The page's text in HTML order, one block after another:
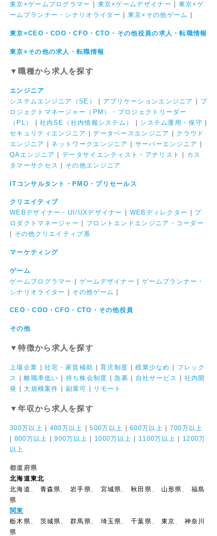
東京×ゲームプログラマー 東京×ゲームデザイナー
東京×ゲ
ームプランナー・シナリオライター
東京×その他ゲーム
東京×CEO・COO・CFO・CTO・その他役員の求人・転職情報
東京×その他の求人・転職情報
▼職種から求人を探す
エンジニア
システムエンジニア（SE）
アプリケーションエンジニア
プ
ロジェクトマネージャー（PM）・プロジェクトリーダー
（PL）
|社内SE（社内情報システム） システム運用・保守
セキュリティエンジニア
|データベースエンジニア
クラウド
エンジニア
ネットワークエンジニア サーバーエンジニア
QAエンジニア
|データサイエンティスト・アナリスト
カス
タマーサクセス
その他エンジニア
ITコンサルタント・PMO・プリセールス
クリエイティブ
WEBデザイナー・UI/UXデザイナー
WEBディレクター
プ
ロダクトマネージャー
フロントエンドエンジニア・コーダー
その他クリエイティブ系
マーケティング
ゲーム
ゲームプログラマー | ゲームデザイナー | ゲームプランナー・
シナリオライター | その他ゲーム |
CEO・COO・CFO・CTO・その他役員
その他
▼特徴から求人を探す
上場企業 |社宅・家賃補助 |育児制度 |残業少なめ
フレック
ス
|離職率低い 持ち株会制度 |急募 自社サービス
社内開
発
大規模案件 副業可 リモート
▼年収から求人を探す
300万以上 400万以上 |500万以上 |600万以上
700万以上
800万以上 |900万以上 1000万以上 1100万以上
1200万
以上
都道府県
北海道東北
北海道
青森県 、岩手県 宮城県 、秋田県 山形県 、福島
県
関東
栃木県
茨城県 、群馬県 埼玉県 、千葉県 東京
神奈川
県